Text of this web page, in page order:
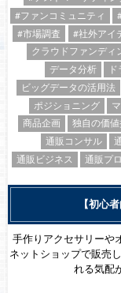
#ファンコミュニティ
#市場調査
#社外アイ
クラウドファンディ
データ分析
ビッグデータの活用法
ポジショニング
商品企画
独自の価
通販コンサル
通販ビジネス
通販プ
【初心
手作りアクセサリーや
ネットショップで販売
れる気配